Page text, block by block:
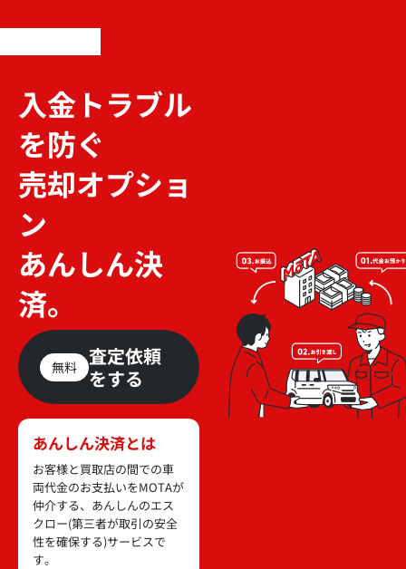
入金トラブル
を防ぐ
売却オプショ
ン
あんしん決
済。
無料
査定依頼
をする
あんしん決済とは
お客様と買取店の間での車
両代金のお支払いをMOTAが
仲介する、あんしんのエス
クロー(第三者が取引の安全
性を確保する)サービスで
す。